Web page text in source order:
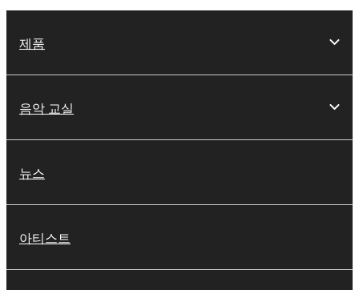
제품
음악 교실
뉴스
아티스트